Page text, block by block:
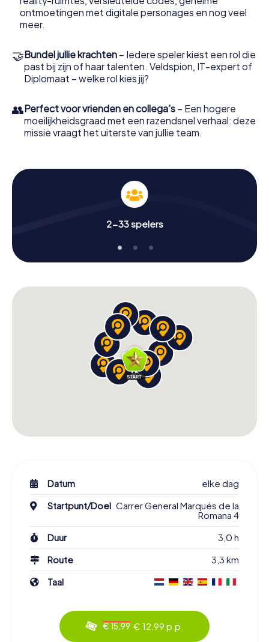
ontmoetingen met digitale personages en nog veel
meer.
🤝Bundel jullie krachten – Iedere speler kiest een rol die
past bij zijn of haar talenten. Veldspion, IT-expert of
Diplomaat – welke rol kies jij?
👥Perfect voor vrienden en collega’s – Een hogere
moeilijkheidsgraad met een razendsnel verhaal: deze
missie vraagt het uiterste van jullie team.
2-33 spelers
Datum
elke dag
Startpunt/Doel Carrer General Marqués de la
Romana 4
Duur
3,0 h
Route
3,3 km
Taal
€ 15,99 € 12,99 p.p.